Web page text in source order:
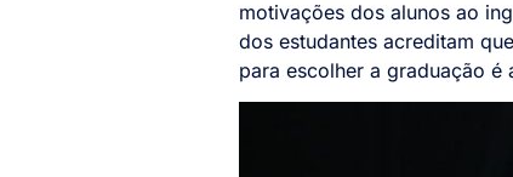
motivações dos alunos ao
dos estudantes acreditam
para escolher a graduação é